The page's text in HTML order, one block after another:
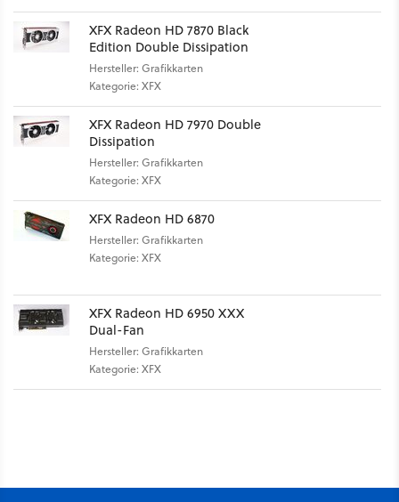
XFX Radeon HD 7870 Black
Edition Double Dissipation
Hersteller: Grafikkarten
Kategorie: XFX
XFX Radeon HD 7970 Double
Dissipation
Hersteller: Grafikkarten
Kategorie: XFX
XFX Radeon HD 6870
Hersteller: Grafikkarten
Kategorie: XFX
XFX Radeon HD 6950 XXX
Dual-Fan
Hersteller: Grafikkarten
Kategorie: XFX